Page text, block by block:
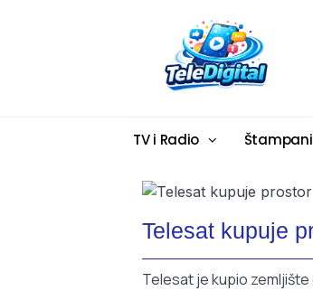
TV i Radio
Telesat kupuje
Telesat je kupio